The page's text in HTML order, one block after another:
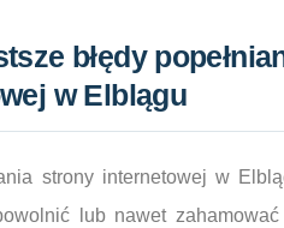
błędy
w Elblągu
strony internetowej w
lub nawet